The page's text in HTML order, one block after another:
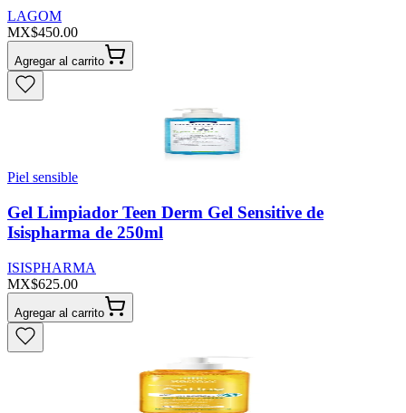
LAGOM
MX$450.00
Agregar al carrito
Piel sensible
Gel Limpiador Teen Derm Gel Sensitive de
Isispharma de 250ml
ISISPHARMA
MX$625.00
Agregar al carrito